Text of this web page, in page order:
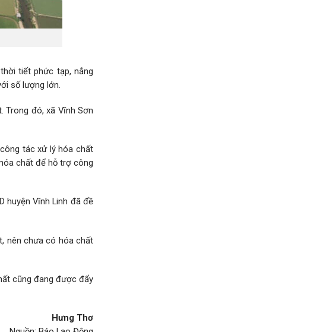
tiết phức tạp, nắng
số lượng lớn.
Trong đó, xã Vĩnh Sơn
tác xử lý hóa chất
chất để hỗ trợ công
huyện Vĩnh Linh đã đề
nên chưa có hóa chất
cũng đang được đẩy
Hưng Thơ